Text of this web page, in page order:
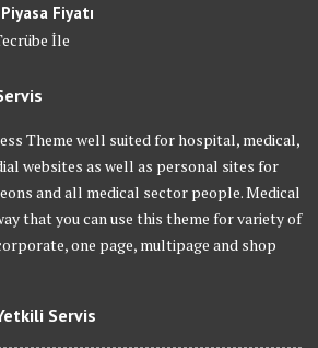
Fiyatı
İle
Theme well suited for hospital, medical,
websites as well as personal sites for
and all medical sector people. Medical
that you can use this theme for variety of
one page, multipage and shop
Servis